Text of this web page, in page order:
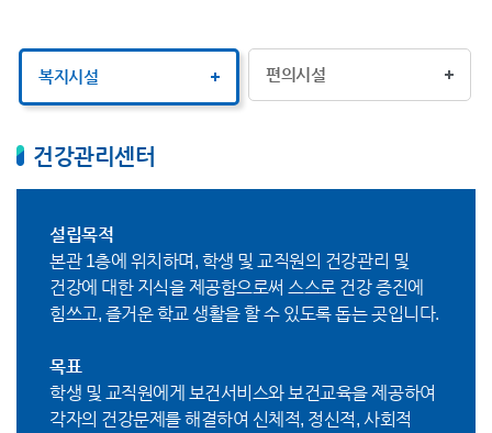
복지시설 편의시설
건강관리센터
설립목적
본관 1층에 위치하며, 학생 및 교직원의 건강관리 및
건강에 대한 지식을 제공함으로써 스스로 건강 증진에
힘쓰고, 즐거운 학교 생활을 할 수 있도록 돕는 곳입니다.
목표
학생 및 교직원에게 보건서비스와 보건교육을 제공하여
각자의 건강문제를 해결하여 신체적, 정신적, 사회적